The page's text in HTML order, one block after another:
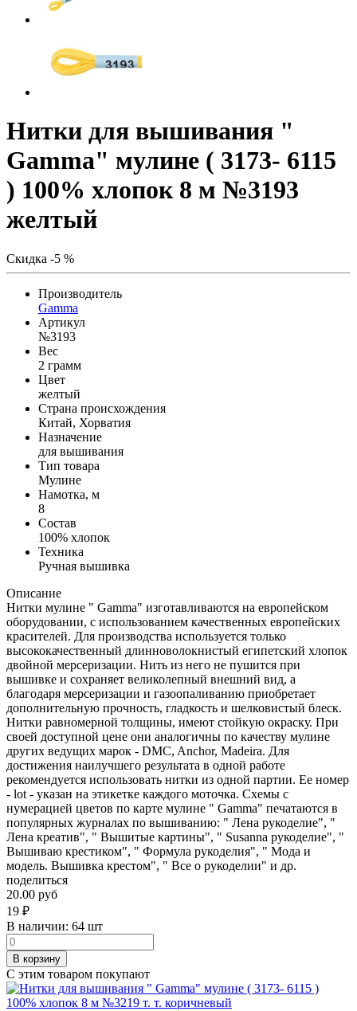
Нитки для вышивания "
Gamma" мулине ( 3173- 6115
) 100% хлопок 8 м №3193
желтый
Скидка -5 %
Производитель
Gamma
Артикул
№3193
Вес
2 грамм
Цвет
желтый
Страна происхождения
Китай, Хорватия
Назначение
для вышивания
Тип товара
Мулине
Намотка, м
8
Состав
100% хлопок
Техника
Ручная вышивка
Описание
Нитки мулине " Gamma" изготавливаются на европейском
оборудовании, с использованием качественных европейских
красителей. Для производства используется только
высококачественный длинноволокнистый египетский хлопок
двойной мерсеризации. Нить из него не пушится при
вышивке и сохраняет великолепный внешний вид, а
благодаря мерсеризации и газоопаливанию приобретает
дополнительную прочность, гладкость и шелковистый блеск.
Нитки равномерной толщины, имеют стойкую окраску. При
своей доступной цене они аналогичны по качеству мулине
других ведущих марок - DMC, Anchor, Madeira. Для
достижения наилучшего результата в одной работе
рекомендуется использовать нитки из одной партии. Ее номер
- lot - указан на этикетке каждого моточка. Схемы с
нумерацией цветов по карте мулине " Gamma" печатаются в
популярных журналах по вышиванию: " Лена рукоделие", "
Лена креатив", " Вышитые картины", " Susanna рукоделие", "
Вышиваю крестиком", " Формула рукоделия", " Мода и
модель. Вышивка крестом", " Все о рукоделии" и др.
поделиться
20.00 руб
19 ₽
В наличии: 64 шт
В корзину
С этим товаром покупают